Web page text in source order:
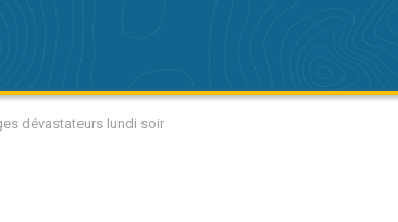
dévastateurs lundi soir